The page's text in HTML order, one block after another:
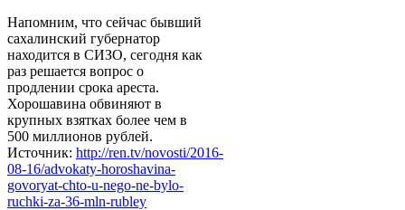
Напомним, что сейчас бывший
сахалинский губернатор
находится в СИЗО, сегодня как
раз решается вопрос о
продлении срока ареста.
Хорошавина обвиняют в
крупных взятках более чем в
500 миллионов рублей.
Источник: http://ren.tv/novosti/2016-
08-16/advokaty-horoshavina-
govoryat-chto-u-nego-ne-bylo-
ruchki-za-36-mln-rubley